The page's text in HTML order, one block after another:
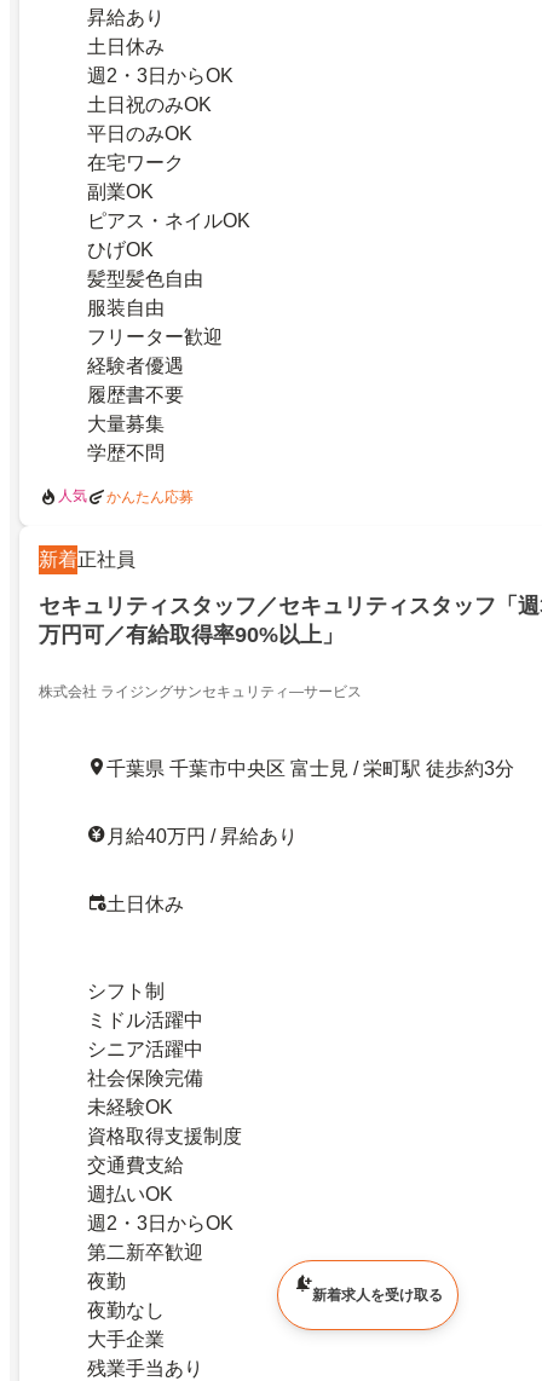
昇給あり
土日休み
週2・3日からOK
土日祝のみOK
平日のみOK
在宅ワーク
副業OK
ピアス・ネイルOK
ひげOK
髪型髪色自由
服装自由
フリーター歓迎
経験者優遇
履歴書不要
大量募集
学歴不問
人気 かんたん応募
新着正社員
セキュリティスタッフ／セキュリティスタッフ「
万円可／有給取得率90%以上」
株式会社 ライジングサンセキュリティ―サービス
千葉県 千葉市中央区 富士見 / 栄町駅 徒歩約3分
月給40万円 / 昇給あり
土日休み
シフト制
ミドル活躍中
シニア活躍中
社会保険完備
未経験OK
資格取得支援制度
交通費支給
週払いOK
週2・3日からOK
第二新卒歓迎
夜勤
夜勤なし
大手企業
残業手当あり
新着求人を受け取る